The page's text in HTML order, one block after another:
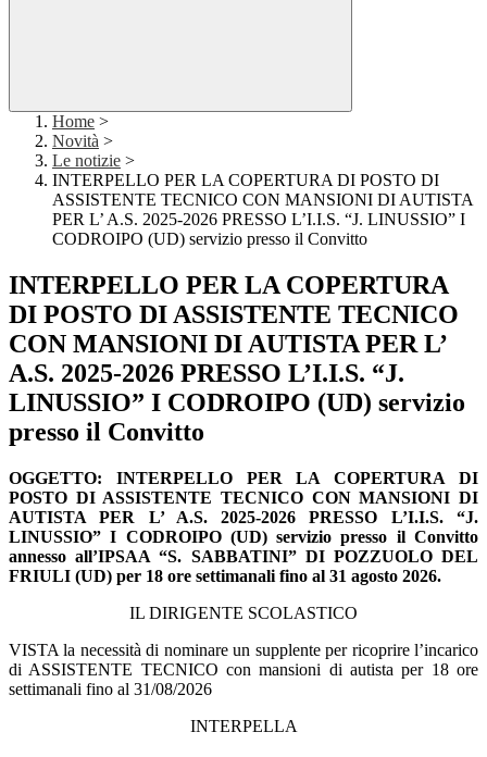
Home >
Novità >
Le notizie >
INTERPELLO PER LA COPERTURA DI POSTO DI
ASSISTENTE TECNICO CON MANSIONI DI AUTISTA
PER L’ A.S. 2025-2026 PRESSO L’I.I.S. “J. LINUSSIO” I
CODROIPO (UD) servizio presso il Convitto
INTERPELLO PER LA COPERTURA
DI POSTO DI ASSISTENTE TECNICO
CON MANSIONI DI AUTISTA PER L’
A.S. 2025-2026 PRESSO L’I.I.S. “J.
LINUSSIO” I CODROIPO (UD) servizio
presso il Convitto
OGGETTO: INTERPELLO PER LA COPERTURA DI
POSTO DI ASSISTENTE TECNICO CON MANSIONI DI
AUTISTA PER L’ A.S. 2025-2026 PRESSO L’I.I.S. “J.
LINUSSIO” I CODROIPO (UD) servizio presso il Convitto
annesso all’IPSAA “S. SABBATINI” DI POZZUOLO DEL
FRIULI (UD) per 18 ore settimanali fino al 31 agosto 2026.
IL DIRIGENTE SCOLASTICO
VISTA la necessità di nominare un supplente per ricoprire l’incarico
di ASSISTENTE TECNICO con mansioni di autista per 18 ore
settimanali fino al 31/08/2026
INTERPELLA